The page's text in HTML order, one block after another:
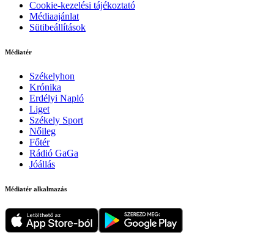
Cookie-kezelési tájékoztató
Médiaajánlat
Sütibeállítások
Médiatér
Székelyhon
Krónika
Erdélyi Napló
Liget
Székely Sport
Nőileg
Főtér
Rádió GaGa
Jóállás
Médiatér alkalmazás